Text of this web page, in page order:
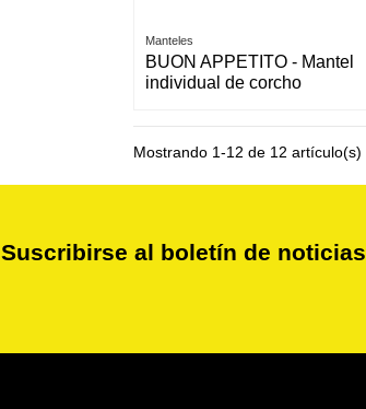
Manteles
BUON APPETITO - Mantel
individual de corcho
Mostrando 1-12 de 12 artículo(s)
Suscribirse al boletín de noticias